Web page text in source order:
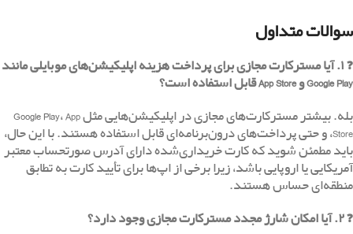
سوالات متداول
❓ ۱. آیا مسترکارت مجازی برای پرداخت هزینه اپلیکیشن‌های موبایلی مانند
Google Play و App Store قابل استفاده است؟
بله. بیشتر مسترکارت‌های مجازی در اپلیکیشن‌هایی مثل
Google Play، App
Store، و حتی پرداخت‌های درون‌برنامه‌ای قابل استفاده هستند. با این حال،
باید مطمئن شوید که کارت خریداری‌شده دارای آدرس صورتحساب معتبر
آمریکایی یا اروپایی باشد، زیرا برخی از اپ‌ها برای تأیید کارت به تطابق
منطقه‌ای حساس هستند.
❓ ۲. آیا امکان شارژ مجدد مسترکارت مجازی وجود دارد؟